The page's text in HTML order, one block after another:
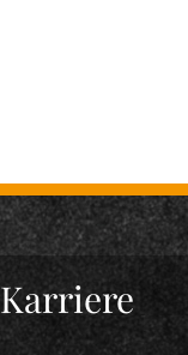
Karriere